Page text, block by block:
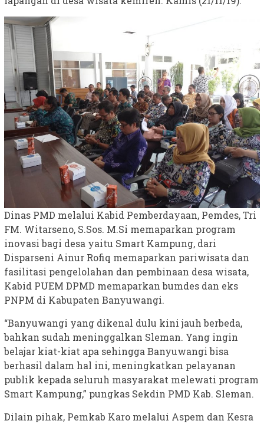
Dinas PMD melalui Kabid Pemberdayaan, Pemdes, Tri
FM. Witarseno, S.Sos. M.Si memaparkan program
inovasi bagi desa yaitu Smart Kampung, dari
Disparseni Ainur Rofiq memaparkan pariwisata dan
fasilitasi pengelolahan dan pembinaan desa wisata,
Kabid PUEM DPMD memaparkan bumdes dan eks
PNPM di Kabupaten Banyuwangi.
“Banyuwangi yang dikenal dulu kini jauh berbeda,
bahkan sudah meninggalkan Sleman. Yang ingin
belajar kiat-kiat apa sehingga Banyuwangi bisa
berhasil dalam hal ini, meningkatkan pelayanan
publik kepada seluruh masyarakat melewati program
Smart Kampung,” pungkas Sekdin PMD Kab. Sleman.
Dilain pihak, Pemkab Karo melalui Aspem dan Kesra